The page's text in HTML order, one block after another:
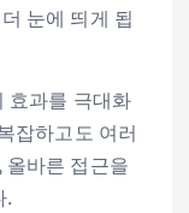
눈에 띄게 됩
효과를 극대화
잡하고도 여러
올바른 접근을
.